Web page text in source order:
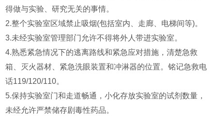
得做与实验、研究无关的事情。
2.整个实验室区域禁止吸烟(包括室内、走廊、电梯间等)。
3.未经实验室管理部门允许不得将外人带进实验室。
4.熟悉紧急情况下的逃离路线和紧急应对措施，清楚急救
箱、灭火器材、紧急洗眼装置和冲淋器的位置。铭记急救电
话119/120/110。
5.保持实验室门和走道畅通，小化存放实验室的试剂数量，
未经允许严禁储存剧毒性药品。